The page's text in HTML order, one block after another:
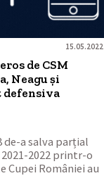
15.05.2022
de CSM
Neagu și
defensiva
de-a salva parțial
2022 printr-o
Cupei României au